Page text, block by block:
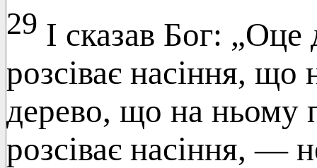
29 І сказав Бог:
розсіває насіння, що
дерево, що на ньому
розсіває насіння, —